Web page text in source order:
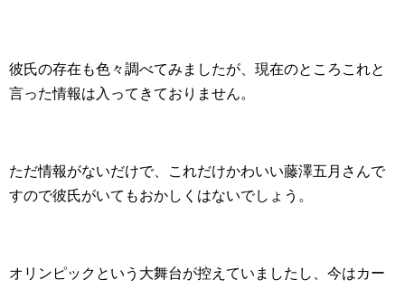
彼氏の存在も色々調べてみましたが、現在のところこれと
言った情報は入ってきておりません。
ただ情報がないだけで、これだけかわいい藤澤五月さんで
すので彼氏がいてもおかしくはないでしょう。
オリンピックという大舞台が控えていましたし、今はカー